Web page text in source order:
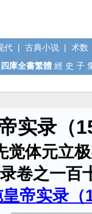
代 | 古典小说 | 术数
四庫全書繁體 經 史 子
实录（
觉体元立
录卷之一百
帝实录